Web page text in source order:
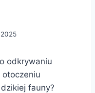
odkrywaniu
fauny?